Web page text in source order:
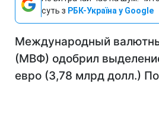
суть з РБК-Україна у Google
Международный
(МВФ) одобрил
евро (3,78 млрд долл.)